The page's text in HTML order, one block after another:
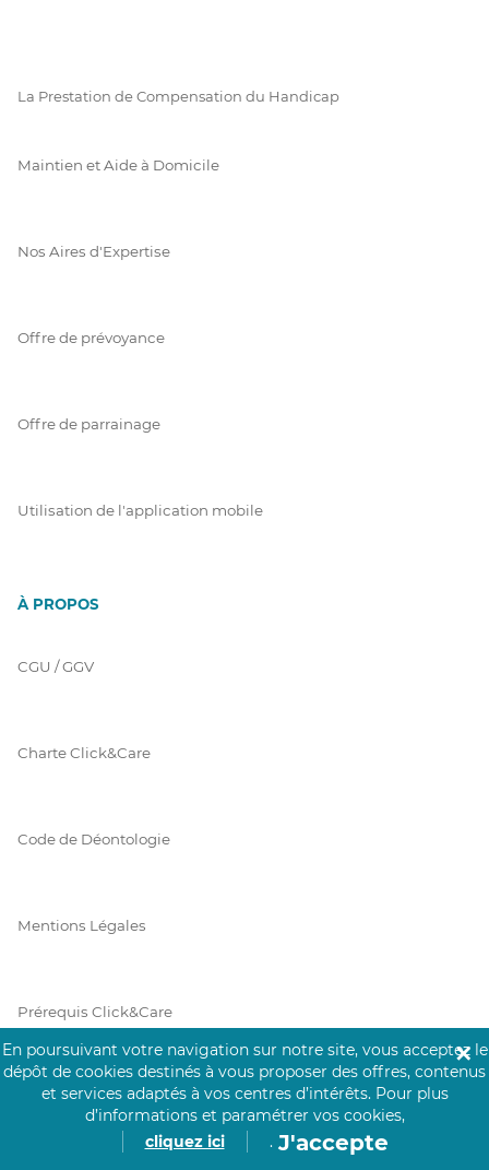
La Prestation de Compensation du Handicap
Maintien et Aide à Domicile
Nos Aires d'Expertise
Offre de prévoyance
Offre de parrainage
Utilisation de l'application mobile
À PROPOS
CGU / GGV
Charte Click&Care
Code de Déontologie
Mentions Légales
Prérequis Click&Care
Protection des Données
En poursuivant votre navigation sur notre site, vous acceptez le
dépôt de cookies destinés à vous proposer des offres, contenus
et services adaptés à vos centres d’intérêts. Pour plus
d’informations et paramétrer vos cookies,
cliquez ici
. J'accepte
✕